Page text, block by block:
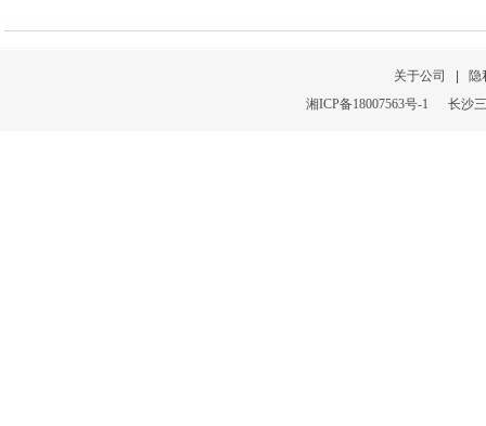
关于公司
隐
湘ICP备18007563号-1 长沙三